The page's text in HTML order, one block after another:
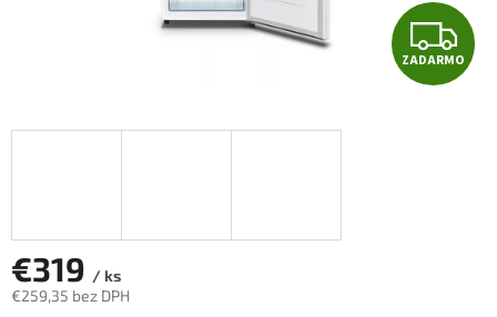
Z
A
ZADARMO
€319 / ks
€259,35 bez DPH